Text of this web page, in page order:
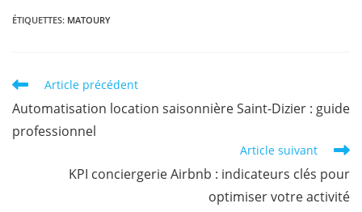
ÉTIQUETTES: MATOURY
Article précédent
Automatisation location saisonnière Saint-Dizier : guide
professionnel
Article suivant
KPI conciergerie Airbnb : indicateurs clés pour
optimiser votre activité